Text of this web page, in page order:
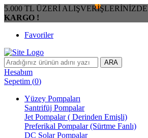
5.000 TL ÜZERİ ALIŞVERİŞLERİNİZDE
KARGO !
Favoriler
ARA
Hesabım
Sepetim (0)
Yüzey Pompaları
Santrifüj Pompalar
Jet Pompalar ( Derinden Emişli)
Preferikal Pompalar (Sürtme Fanlı)
DC Solar Pompalar